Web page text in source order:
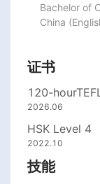
Bachelor of
China
证书
120-
2026.06
HSK Level 4
2022.10
技能